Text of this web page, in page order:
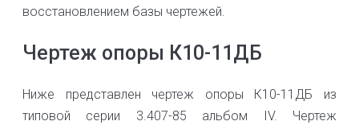
восстановлением базы чертежей.
Чертеж опоры К10-11ДБ
Ниже представлен чертеж опоры К10-11ДБ из
типовой серии 3.407-85 альбом IV. Чертеж